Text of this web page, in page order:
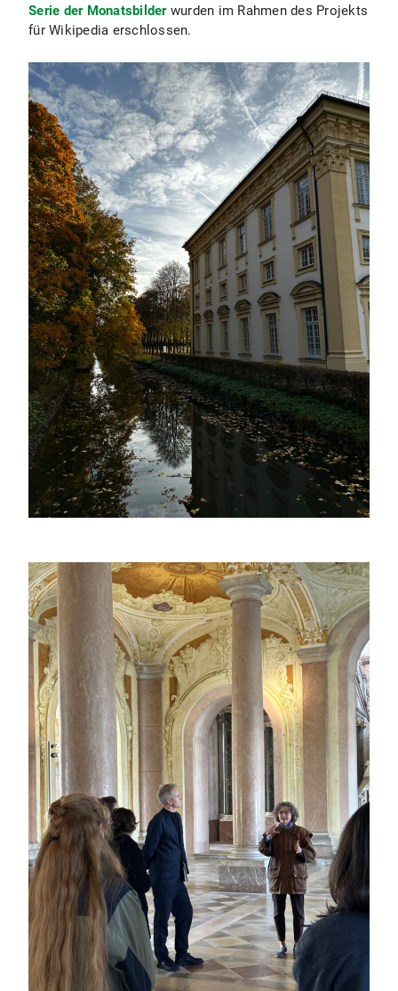
Serie der Monatsbilderwurden im Rahmen des Projekts
für Wikipedia erschlossen.